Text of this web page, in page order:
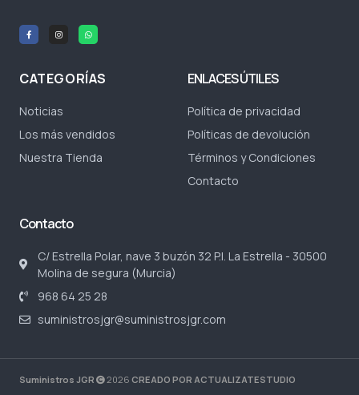
CATEGORÍAS
Noticias
Los más vendidos
Nuestra Tienda
ENLACES ÚTILES
Política de privacidad
Políticas de devolución
Términos y Condiciones
Contacto
Contacto
C/ Estrella Polar, nave 3 buzón 32 P.I. La Estrella - 30500
Molina de segura (Murcia)
968 64 25 28
suministrosjgr@suministrosjgr.com
Suministros JGR 2026 CREADO POR ACTUALIZATESTUDIO